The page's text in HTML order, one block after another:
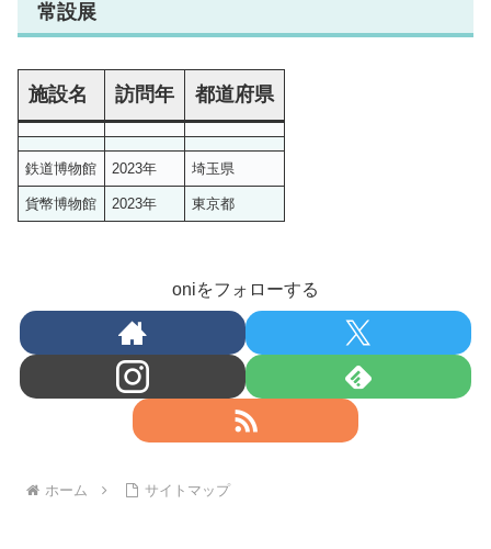
常設展
施設名 訪問年 都道府県
鉄道博物館 2023年 埼玉県
貨幣博物館 2023年 東京都
oniをフォローする
ホーム サイトマップ